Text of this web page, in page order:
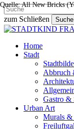
Skip
to
main
content
zum Schließen
Suche
Close
search
Menu
Home
Stadt
Abbruch
Gastro &
Urban Art
Murals &
Quelle: All New Bricks